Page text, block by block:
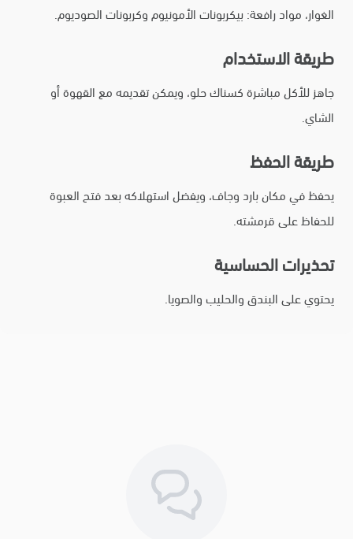
الغوار، مواد رافعة: بيكربونات الأمونيوم وكربونات الصوديوم.
طريقة الاستخدام
جاهز للأكل مباشرة كسناك حلو، ويمكن تقديمه مع القهوة أو
الشاي.
طريقة الحفظ
يحفظ في مكان بارد وجاف، ويفضل استهلاكه بعد فتح العبوة
للحفاظ على قرمشته.
تحذيرات الحساسية
يحتوي على البندق والحليب والصويا.